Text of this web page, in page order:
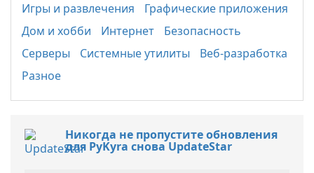
Игры и развлечения
Графические приложения
Дом и хобби
Интернет
Безопасность
Серверы
Системные утилиты
Веб-разработка
Разное
Никогда не пропустите обновления
для PyKyra снова UpdateStar